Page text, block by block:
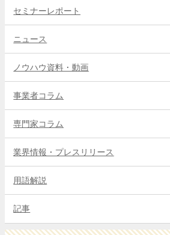
セミナーレポート
ニュース
ノウハウ資料・動画
事業者コラム
専門家コラム
業界情報・プレスリリース
用語解説
記事